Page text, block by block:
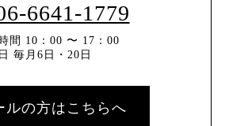
6641-1779
間 10：00 〜 17：00
毎月6日・20日
ルの方はこちらへ